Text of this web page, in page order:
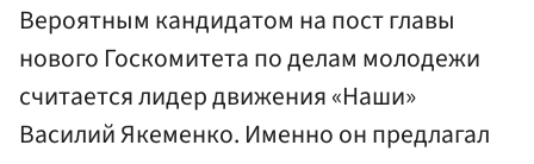
Вероятным кандидатом на пост главы
нового Госкомитета по делам молодежи
считается лидер движения «Наши»
Василий Якеменко. Именно он предлагал